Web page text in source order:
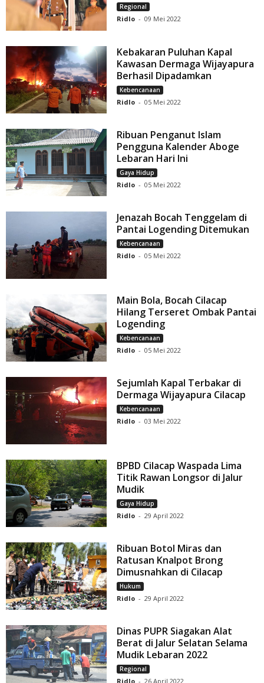
Regional
Ridlo - 09 Mei 2022
Kebakaran Puluhan Kapal
Kawasan Dermaga Wijayapura
Berhasil Dipadamkan
Kebencanaan
Ridlo - 05 Mei 2022
Ribuan Penganut Islam
Pengguna Kalender Aboge
Lebaran Hari Ini
Gaya Hidup
Ridlo - 05 Mei 2022
Jenazah Bocah Tenggelam di
Pantai Logending Ditemukan
Kebencanaan
Ridlo - 05 Mei 2022
Main Bola, Bocah Cilacap
Hilang Terseret Ombak Pantai
Logending
Kebencanaan
Ridlo - 05 Mei 2022
Sejumlah Kapal Terbakar di
Dermaga Wijayapura Cilacap
Kebencanaan
Ridlo - 03 Mei 2022
BPBD Cilacap Waspada Lima
Titik Rawan Longsor di Jalur
Mudik
Gaya Hidup
Ridlo - 29 April 2022
Ribuan Botol Miras dan
Ratusan Knalpot Brong
Dimusnahkan di Cilacap
Hukum
Ridlo - 29 April 2022
Dinas PUPR Siagakan Alat
Berat di Jalur Selatan Selama
Mudik Lebaran 2022
Regional
Ridlo - 26 April 2022